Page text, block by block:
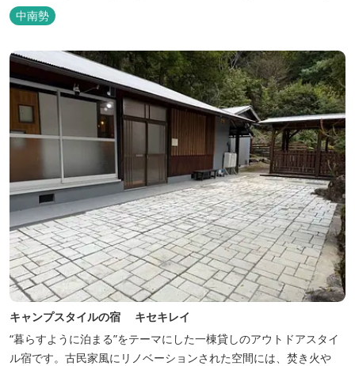
然環境の素晴らしさを伝える情報を発信し、そして多種多様な人材
と共有することで地域産業・地域社会の発展を図るNPO法人Joint
の...
中南勢
キャンプスタイルの宿 キセキレイ
“暮らすように泊まる”をテーマにした一棟貸しのアウトドアスタイ
ル宿です。古民家風にリノベーションされた空間には、焚き火や